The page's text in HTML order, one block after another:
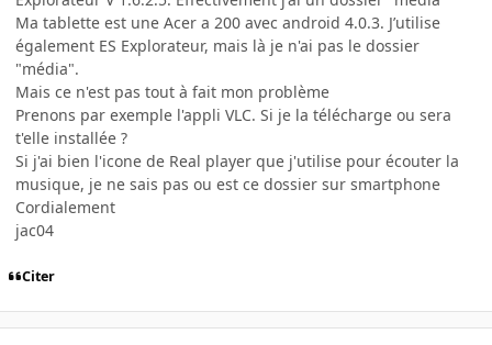
Ma tablette est une Acer a 200 avec android 4.0.3. J’utilise
également ES Explorateur, mais là je n'ai pas le dossier
"média".
Mais ce n'est pas tout à fait mon problème
Prenons par exemple l'appli VLC. Si je la télécharge ou sera
t'elle installée ?
Si j'ai bien l'icone de Real player que j'utilise pour écouter la
musique, je ne sais pas ou est ce dossier sur smartphone
Cordialement
jac04
Citer